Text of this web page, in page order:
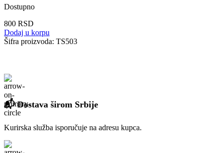
Dostupno
800 RSD
Dodaj u korpu
Šifra proizvoda: TS503
📬 Dostava širom Srbije
Kurirska služba isporučuje na adresu kupca.